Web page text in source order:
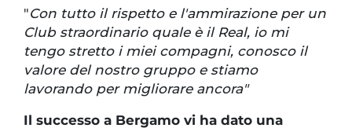
"Con tutto il rispetto e l'ammirazione per un
Club straordinario quale è il Real, io mi
tengo stretto i miei compagni, conosco il
valore del nostro gruppo e stiamo
lavorando per migliorare ancora"
Il successo a Bergamo vi ha dato una